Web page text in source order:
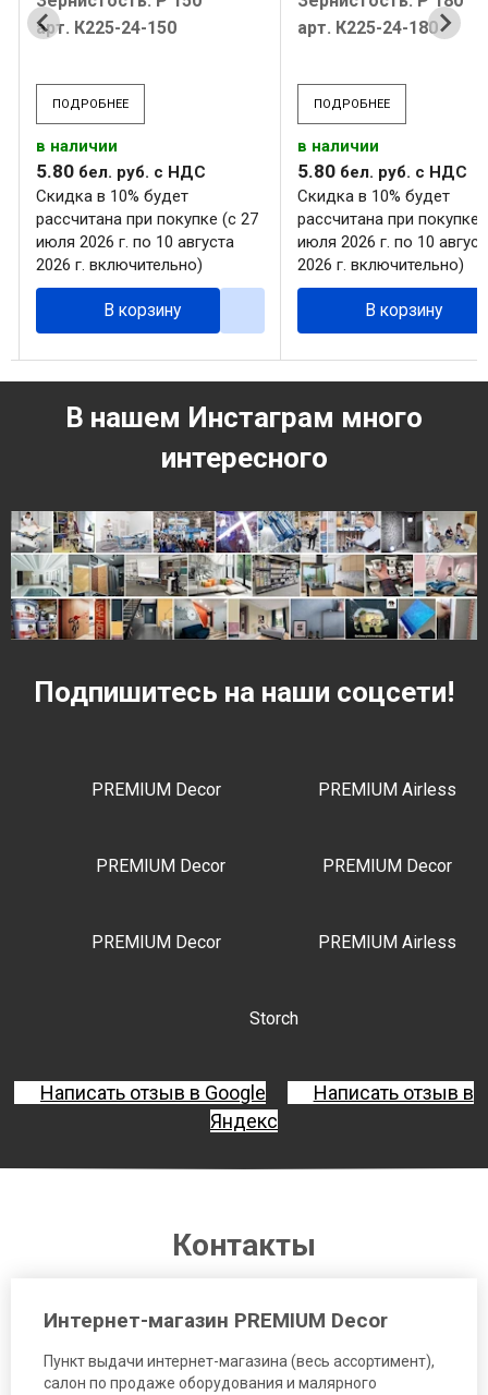
арт. К225-24-150
ПОДРОБНЕЕ
в наличии
5.80 бел. руб. с НДС
Скидка в 10% будет
рассчитана при покупке (с 27
июля 2026 г. по 10 августа
2026 г. включительно)
В корзину
арт. К225-24-180
ПОДРОБНЕЕ
в наличии
5.80 бел. руб. с НДС
Скидка в 10% будет
рассчитана при покупке
июля 2026 г. по 10
2026 г. включительно)
В корзину
В нашем Инстаграм много
интересного
Подпишитесь на наши соцсети!
PREMIUM Decor PREMIUM Airless
PREMIUM Decor PREMIUM Decor
PREMIUM Decor PREMIUM Airless
Storch
Написать отзыв в Google
Написать отзыв в
Яндекс
Контакты
Интернет-магазин PREMIUM Decor
Пункт выдачи интернет-магазина (весь ассортимент),
салон по продаже оборудования и малярного